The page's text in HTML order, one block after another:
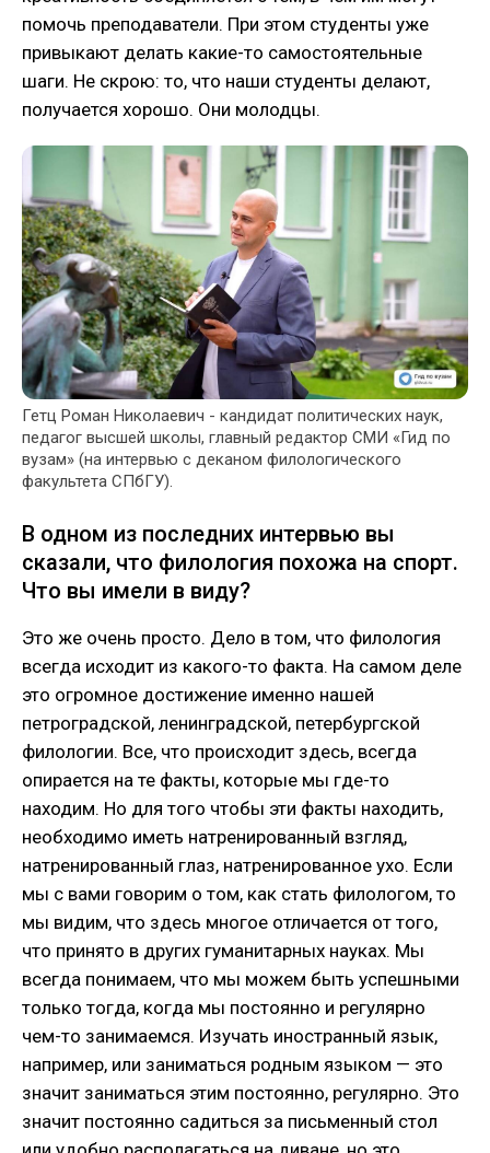
помочь преподаватели. При этом студенты уже
привыкают делать какие-то самостоятельные
шаги. Не скрою: то, что наши студенты делают,
получается хорошо. Они молодцы.
Гетц Роман Николаевич - кандидат политических наук,
педагог высшей школы, главный редактор СМИ «Гид по
вузам» (на интервью с деканом филологического
факультета СПбГУ).
В одном из последних интервью вы
сказали, что филология похожа на спорт.
Что вы имели в виду?
Это же очень просто. Дело в том, что филология
всегда исходит из какого-то факта. На самом деле
это огромное достижение именно нашей
петроградской, ленинградской, петербургской
филологии. Все, что происходит здесь, всегда
опирается на те факты, которые мы где-то
находим. Но для того чтобы эти факты находить,
необходимо иметь натренированный взгляд,
натренированный глаз, натренированное ухо. Если
мы с вами говорим о том, как стать филологом, то
мы видим, что здесь многое отличается от того,
что принято в других гуманитарных науках. Мы
всегда понимаем, что мы можем быть успешными
только тогда, когда мы постоянно и регулярно
чем-то занимаемся. Изучать иностранный язык,
например, или заниматься родным языком — это
значит заниматься этим постоянно, регулярно. Это
значит постоянно садиться за письменный стол